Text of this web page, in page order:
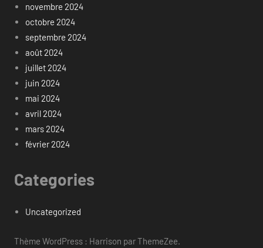
novembre 2024
octobre 2024
septembre 2024
août 2024
juillet 2024
juin 2024
mai 2024
avril 2024
mars 2024
février 2024
Categories
Uncategorized
Thème WordPress : Harrison par ThemeZee.